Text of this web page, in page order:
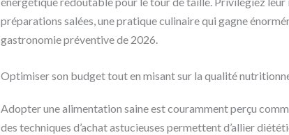
préparations salées, une pratique culinaire qui gagne
gastronomie préventive de 2026.
Optimiser son budget tout en misant sur la qualité
Adopter une alimentation saine est couramment perçu
des techniques d’achat astucieuses permettent d’allier